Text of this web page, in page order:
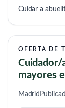
Cuidar a
OFERTA DE
Cuidador/
mayores
Madrid